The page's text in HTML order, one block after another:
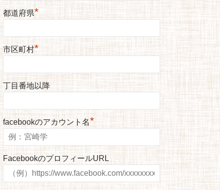
都道府県*
市区町村*
丁目番地以降
facebookのアカウント名*
FacebookのプロフィールURL